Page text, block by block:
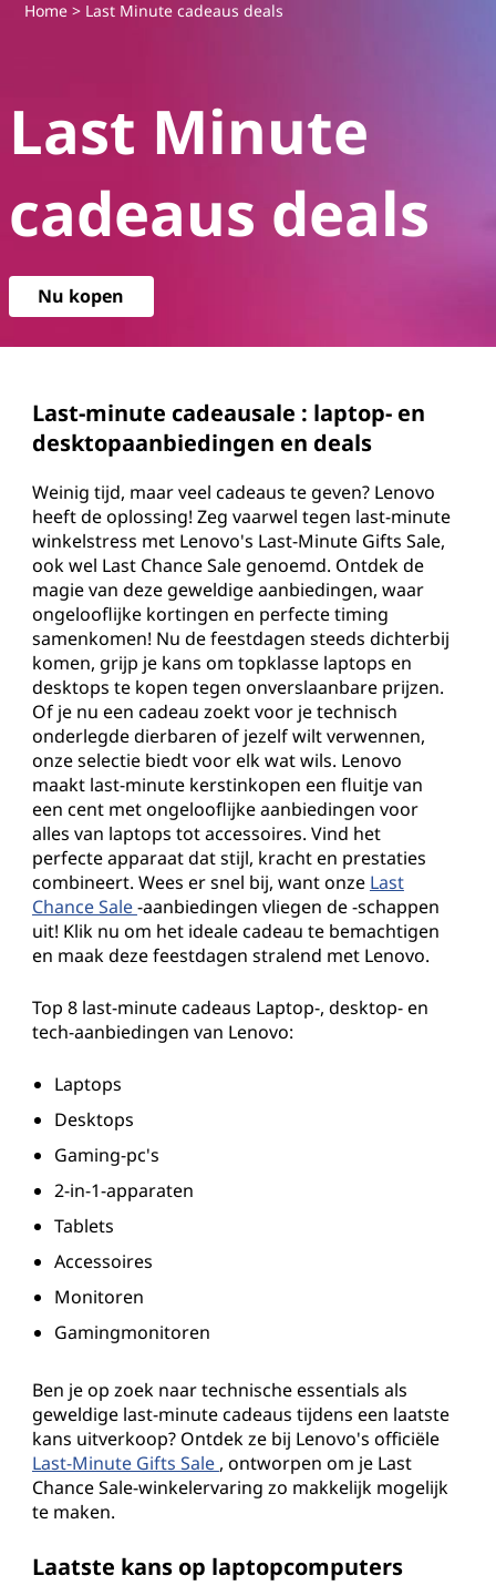
n
o
v
L
a
M
Home> Last Minute cadeaus deals
Last Minute
cadeaus deals
Nu kopen
Last-minute cadeausale : laptop- en
desktopaanbiedingen en deals
Weinig tijd, maar veel cadeaus te geven? Lenovo
heeft de oplossing! Zeg vaarwel tegen last-minute
winkelstress met Lenovo's Last-Minute Gifts Sale,
ook wel Last Chance Sale genoemd. Ontdek de
magie van deze geweldige aanbiedingen, waar
ongelooflijke kortingen en perfecte timing
samenkomen! Nu de feestdagen steeds dichterbij
komen, grijp je kans om topklasse laptops en
desktops te kopen tegen onverslaanbare prijzen.
Of je nu een cadeau zoekt voor je technisch
onderlegde dierbaren of jezelf wilt verwennen,
onze selectie biedt voor elk wat wils. Lenovo
maakt last-minute kerstinkopen een fluitje van
een cent met ongelooflijke aanbiedingen voor
alles van laptops tot accessoires. Vind het
perfecte apparaat dat stijl, kracht en prestaties
combineert. Wees er snel bij, want onze Last
Chance Sale-aanbiedingen vliegen de -schappen
uit! Klik nu om het ideale cadeau te bemachtigen
en maak deze feestdagen stralend met Lenovo.
Top 8 last-minute cadeaus Laptop-, desktop- en
tech-aanbiedingen van Lenovo:
Laptops
Desktops
Gaming-pc's
2-in-1-apparaten
Tablets
Accessoires
Monitoren
Gamingmonitoren
Ben je op zoek naar technische essentials als
geweldige last-minute cadeaus tijdens een laatste
kans uitverkoop? Ontdek ze bij Lenovo's officiële
Last-Minute Gifts Sale , ontworpen om je Last
Chance Sale-winkelervaring zo makkelijk mogelijk
te maken.
Laatste kans op laptopcomputers